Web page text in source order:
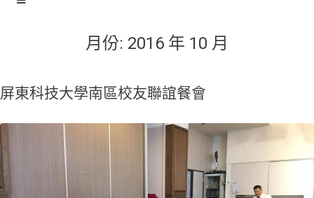
月份: 2016 年 10 月
屏東科技大學南區校友聯誼餐會